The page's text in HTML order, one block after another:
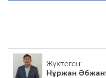
Жүктеген:
Нұржан